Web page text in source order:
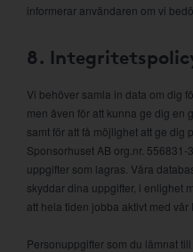
informerar användaren om vi
8.
Vi behöver samla in data om dig
men även för att kunna ge dig en
samt för att få möjlighet att ge dig
Sponsorhuset AB org.nr.
uppgifter som lagras. Våra
skyddar dina uppgifter, i enlighet
att hela tiden jobba aktivt med vår
Personuppgifter som du lämnat